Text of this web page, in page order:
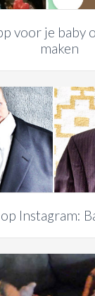
voor je baby
maken
Instagram: